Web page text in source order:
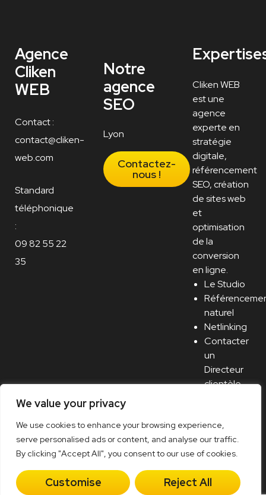
We value your privacy
We use cookies to enhance your browsing experience,
serve personalised ads or content, and analyse our traffic.
By clicking "Accept All", you consent to our use of cookies.
Customise Reject All
Agence
Cliken
WEB
Contact :
contact@cliken-
web.com
Standard
téléphonique
:
09 82 55 22
35
Notre
agence
SEO
Lyon
Contactez-
nous !
Cliken WEB
est une
agence
experte en
stratégie
digitale,
référencement
SEO, création
de sites web
et
optimisation
de la
conversion
en ligne.
Le Studio
naturel
Netlinking
Contacter
un
Directeur
clientèle
Mentions légales–Cookies–Plan du site–Politique
de confidentialité